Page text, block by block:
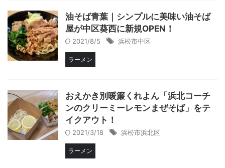
油そば青葉｜シンプルに美味い油そば
屋が中区葵西に新規OPEN！
2021/8/5 浜松市中区
ラーメン
おえかき別暖簾くれよん「浜北コーチ
ンのクリーミーレモンまぜそば」をテ
イクアウト！
2021/3/18 浜松市浜北区
ラーメン